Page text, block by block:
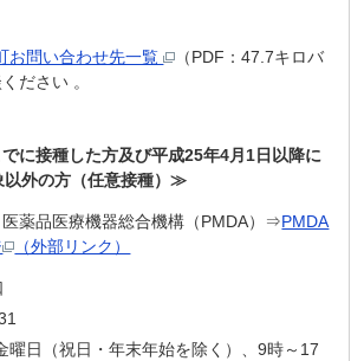
お問い合わせ先一覧
（PDF：47.7キロバ
ださい 。
に接種した方及び平成25年4月1日以降に
以外の方（任意接種）≫
薬品医療機器総合機構（PMDA）⇒PMDA
（外部リンク）
日（祝日・年末年始を除く）、9時～17